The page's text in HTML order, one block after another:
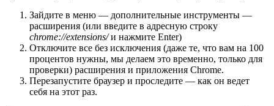
Зайдите в меню — дополнительные инструменты —
расширения (или введите в адресную строку
chrome://extensions/и нажмите Enter)
Отключите все без исключения (даже те, что вам на 100
процентов нужны, мы делаем это временно, только для
проверки) расширения и приложения Chrome.
Перезапустите браузер и проследите — как он ведет
себя на этот раз.